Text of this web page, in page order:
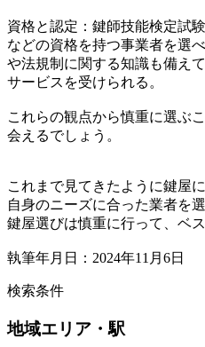
資格と認定：鍵師技能検定試
などの資格を持つ事業者を選
や法規制に関する知識も備え
サービスを受けられる。
これらの観点から慎重に選ぶ
会えるでしょう。
これまで見てきたように鍵屋
自身のニーズに合った業者を
鍵屋選びは慎重に行って、ベ
執筆年月日：2024年11月6日
検索条件
地域エリア・駅